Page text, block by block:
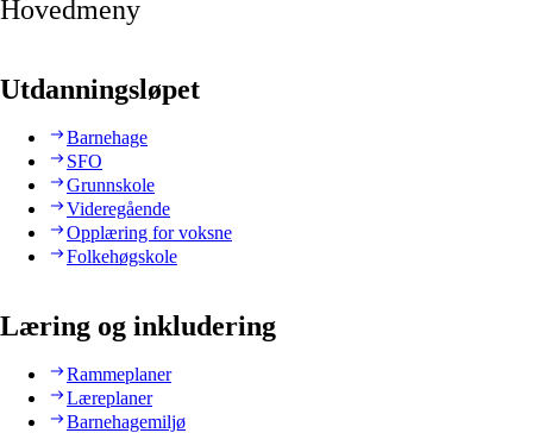
Hovedmeny
Utdanningsløpet
Barnehage
SFO
Grunnskole
Videregående
Opplæring for voksne
Folkehøgskole
Læring og inkludering
Rammeplaner
Læreplaner
Barnehagemiljø